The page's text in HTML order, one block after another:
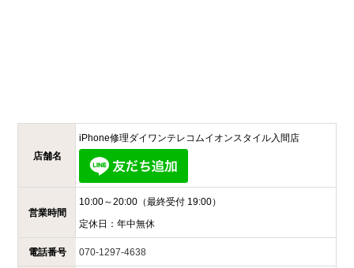
店舗名
iPhone修理ダイワンテレコムイオンスタイル入間店
営業時間
10:00～20:00（最終受付 19:00）
定休日： 年中無休
電話番号 070-1297-4638